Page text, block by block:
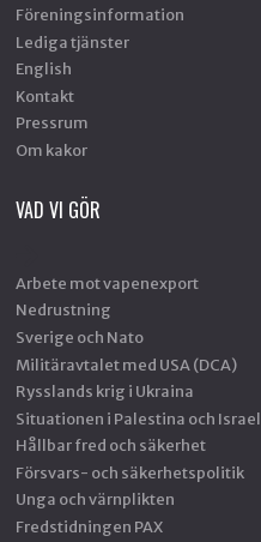
Föreningsinformation
Lediga tjänster
English
Kontakt
Pressrum
Om kakor
VAD VI GÖR
Arbete mot vapenexport
Nedrustning
Sverige och Nato
Militäravtalet med USA (DCA)
Rysslands krig i Ukraina
Situationen i Palestina och Israel
Hållbar fred och säkerhet
Försvars- och säkerhetspolitik
Unga och värnplikten
Fredstidningen PAX